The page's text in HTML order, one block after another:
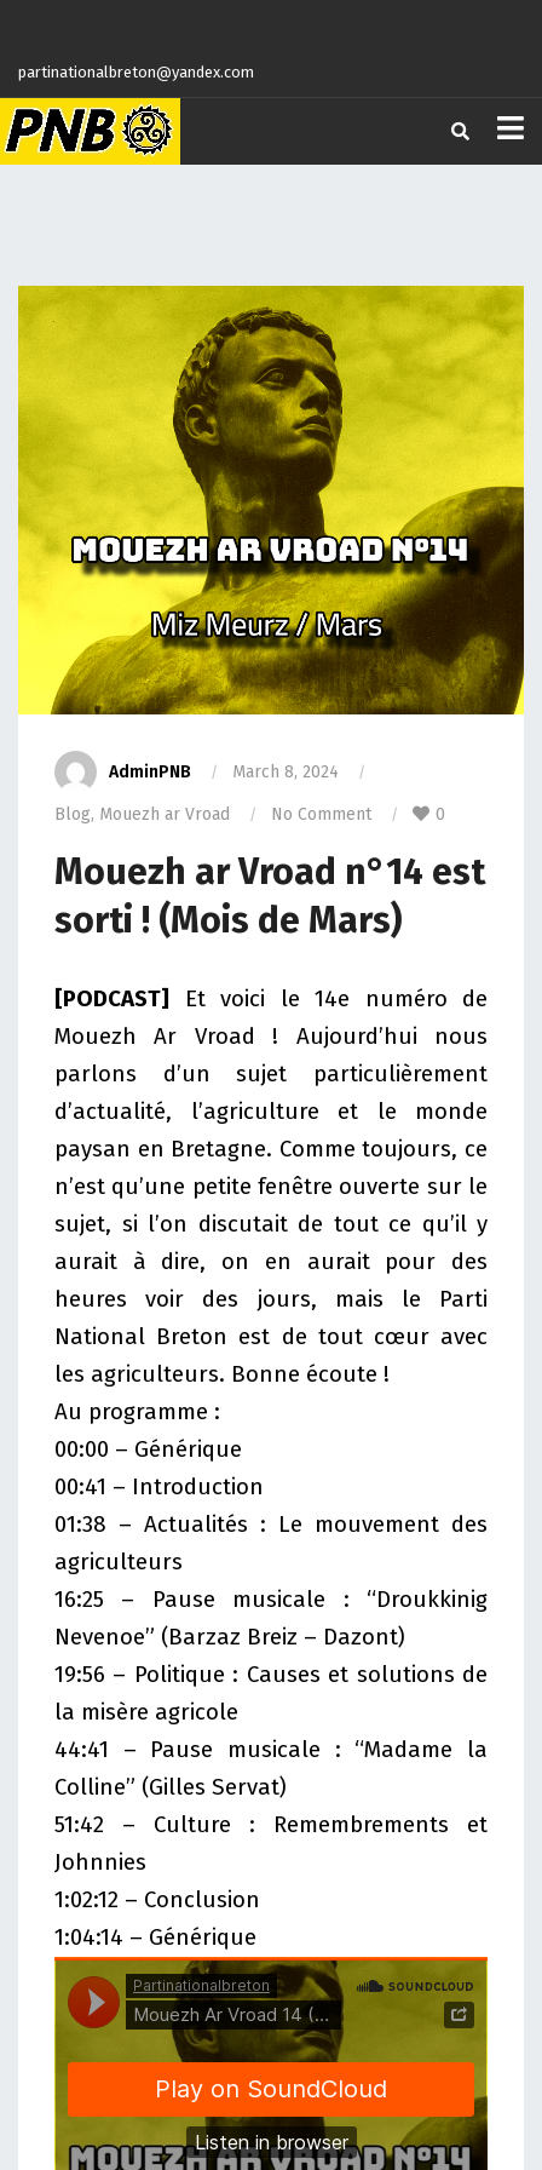
partinationalbreton@yandex.com
AdminPNB March 8, 2024
Blog, Mouezh ar Vroad No Comment 0
Mouezh ar Vroad n°14 est
sorti ! (Mois de Mars)
[PODCAST]
Et voici le 14e numéro de
Mouezh Ar Vroad ! Aujourd’hui nous
parlons d’un sujet particulièrement
d’actualité, l’agriculture et le monde
paysan en Bretagne. Comme toujours, ce
n’est qu’une petite fenêtre ouverte sur le
sujet, si l’on discutait de tout ce qu’il y
aurait à dire, on en aurait pour des
heures voir des jours, mais le Parti
National Breton est de tout cœur avec
les agriculteurs. Bonne écoute !
Au programme :
00:00 – Générique
00:41 – Introduction
01:38 – Actualités : Le mouvement des
agriculteurs
16:25 – Pause musicale : “Droukkinig
Nevenoe” (Barzaz Breiz – Dazont)
19:56 – Politique : Causes et solutions de
la misère agricole
44:41 – Pause musicale : “Madame la
Colline” (Gilles Servat)
51:42 – Culture : Remembrements et
Johnnies
1:02:12 – Conclusion
1:04:14 – Générique